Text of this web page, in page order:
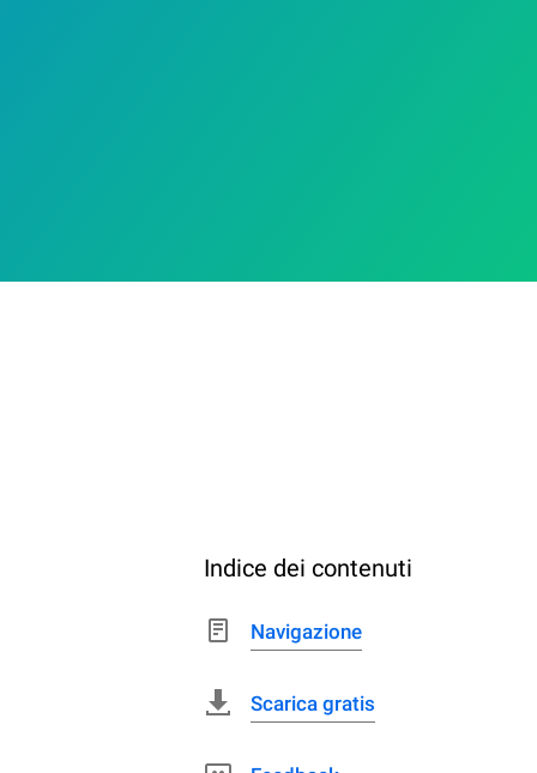
Indice dei contenuti
Navigazione
Scarica gratis